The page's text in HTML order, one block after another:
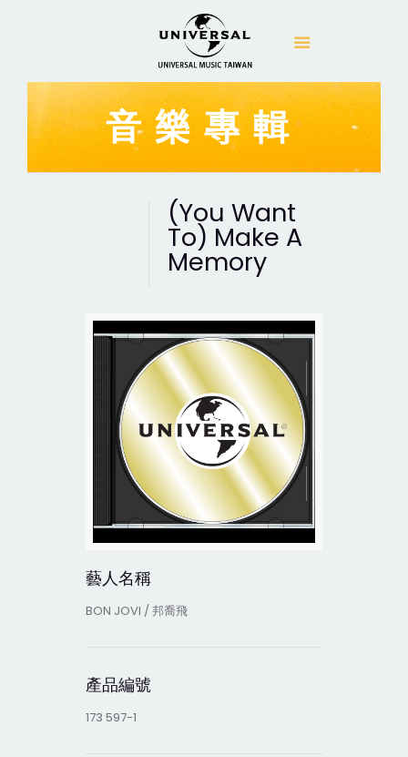
音樂專輯
(You Want
To) Make A
Memory
藝人名稱
BON JOVI / 邦喬飛
產品編號
173 597-1